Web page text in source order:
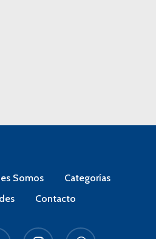
Somos
Categorías
Contacto
instagram whatsapp